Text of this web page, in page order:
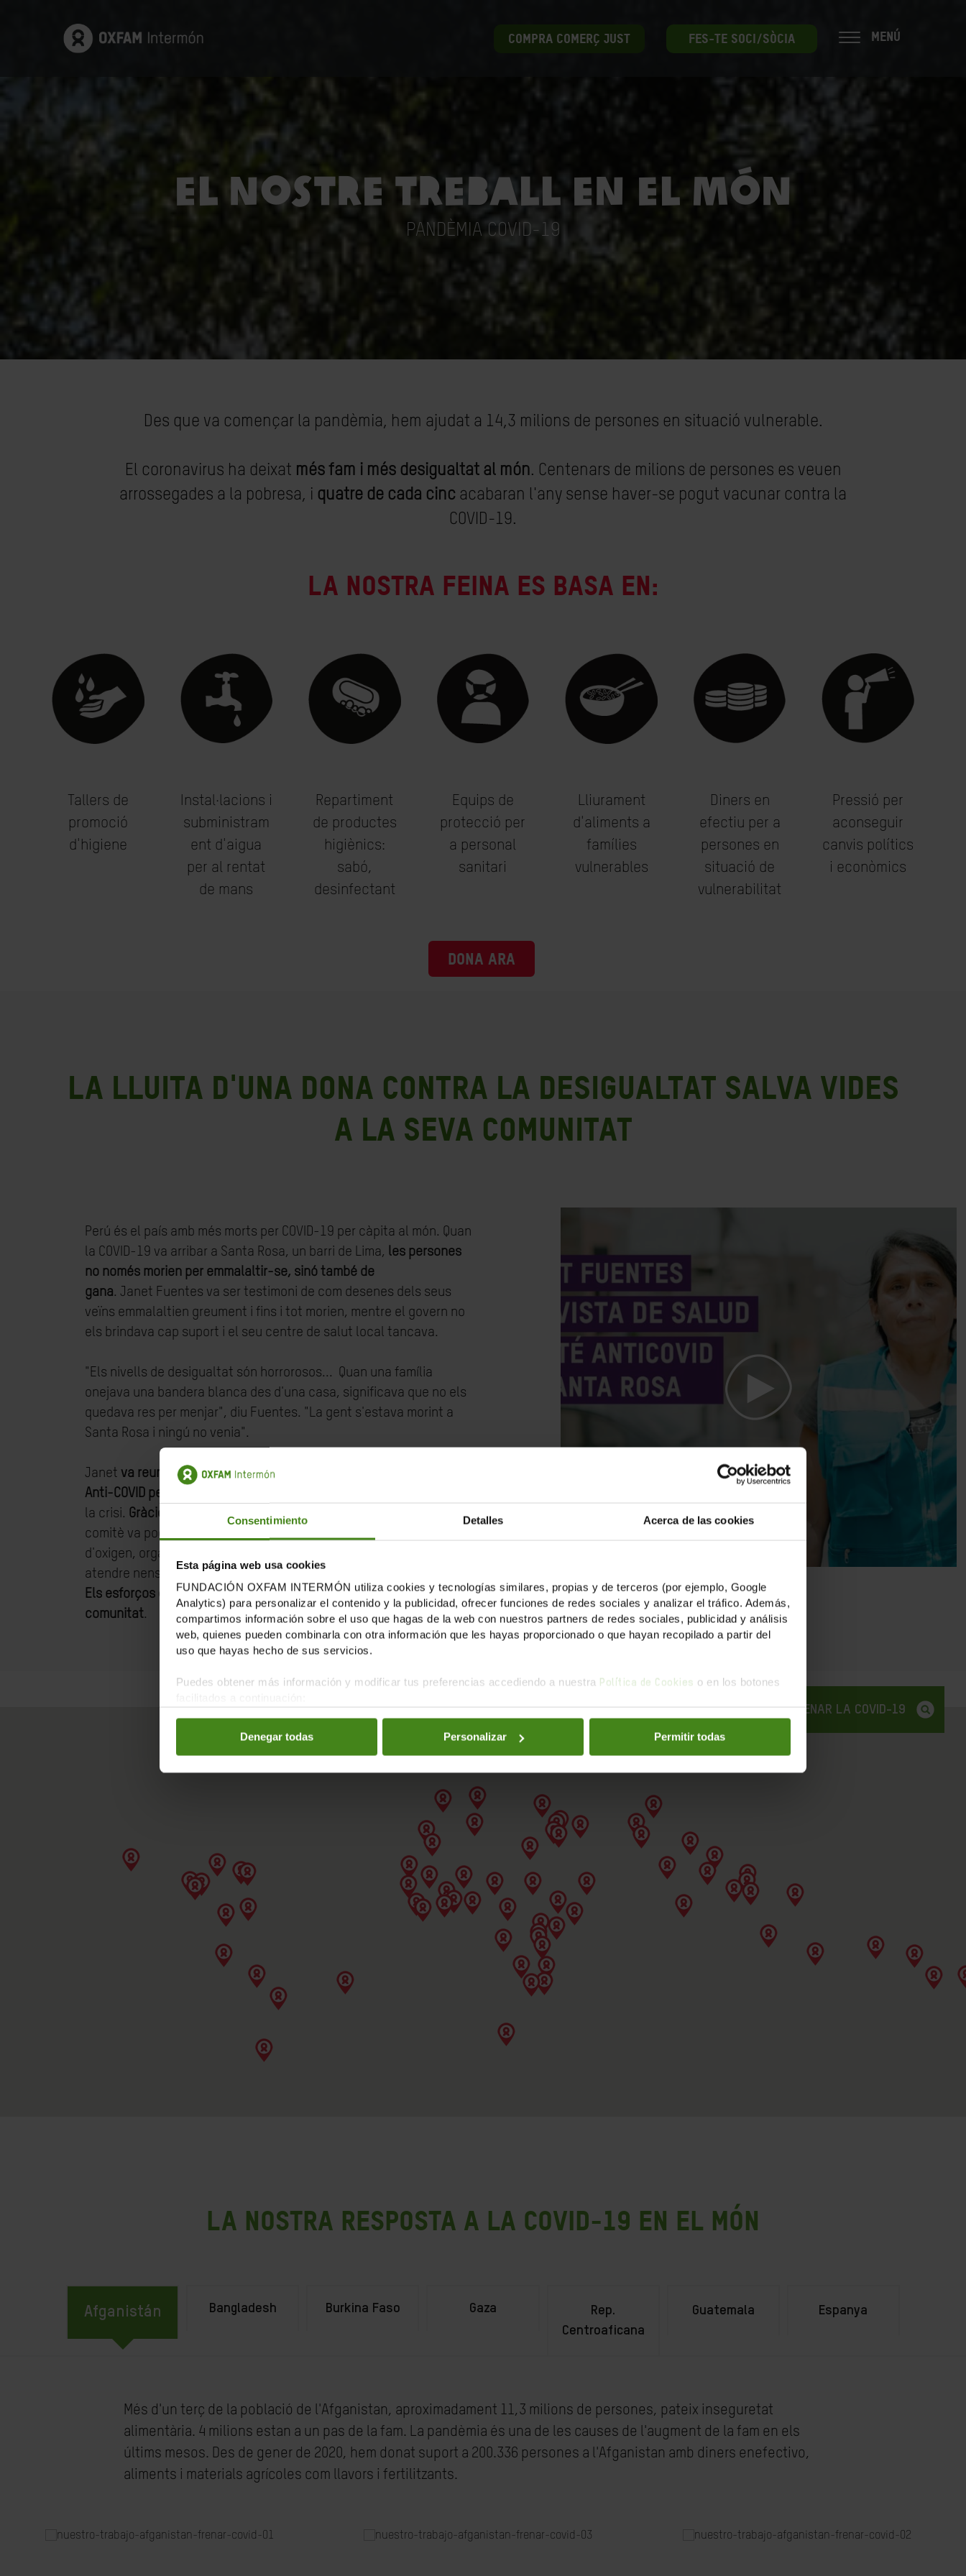
Consentimiento Detalles Acerca de las cookies
Esta página web usa cookies
FUNDACIÓN OXFAM INTERMÓN utiliza cookies y tecnologías similares, propias y de terceros (por ejemplo, Google
Analytics) para personalizar el contenido y la publicidad, ofrecer funciones de redes sociales y analizar el tráfico. Además,
compartimos información sobre el uso que hagas de la web con nuestros partners de redes sociales, publicidad y análisis
web, quienes pueden combinarla con otra información que les hayas proporcionado o que hayan recopilado a partir del
uso que hayas hecho de sus servicios.
Puedes obtener más información y modificar tus preferencias accediendo a nuestra Política de Cookies o en los botones
Denegar todas Personalizar Permitir todas
COMPRA COMERÇ JUST FES-TE SOCI/SÒCIA MENÚ
El nostre treball en el món
PANDÈMIA COVID-19
Des que va començar la pandèmia, hem ajudat a 14,3 milions de persones en situació vulnerable.
El coronavirus ha deixat més fam i més desigualtat al món. Centenars de milions de persones es veuen
arrossegades a la pobresa, i quatre de cada cinc acabaran l'any sense haver-se pogut vacunar contra la
COVID-19.
La nostra feina es basa en:
Tallers de
promoció
d'higiene
Instal·lacions i
subministram
ent d'aigua
per al rentat
de mans
Repartiment
de productes
higiènics:
sabó,
desinfectant
Equips de
protecció per
a personal
sanitari
Lliurament
d'aliments a
famílies
vulnerables
Diners en
efectiu per a
persones en
situació de
vulnerabilitat
Pressió per
aconseguir
canvis polítics
i econòmics
DONA ARA
La lluita d'una dona contra la desigualtat salva vides
a la seva comunitat
Perú és el país amb més morts per COVID-19 per càpita al món. Quan
la COVID-19 va arribar a Santa Rosa, un barri de Lima, les persones
no només morien per emmalaltir-se, sinó també de
gana. Janet Fuentes va ser testimoni de com desenes dels seus
veïns emmalaltien greument i fins i tot morien, mentre el govern no
els brindava cap suport i el seu centre de salut local tancava.
"Els nivells de desigualtat són horrorosos... Quan una família
onejava una bandera blanca des d'una casa, significava que no els
quedava res per menjar", diu Fuentes. "La gent s'estava morint a
Santa Rosa i ningú no venia".
Janet va reunir membres de la seva comunitat per fundar el Comitè
Anti-COVID per donar suport als seus veïns i veïnes
la crisi. Gràcies a les contribucions d'organitzacions com Oxfam
comitè va poder recol·lectar i distribuir medicaments i ampolles
d'oxigen, organitzar lliuraments d'aliments a famílies vulnerables,
atendre nens i nenes amb familiars malalts i distribuir mascaretes.
Els esforços de
Janetvan salvar centenars de vides a la seva
comunitat.
LA NOSTRA FEINA PER FRENAR LA COVID-19
La nostra resposta a la COVID-19 en el món
Afganistán Bangladesh Burkina Faso Gaza
Rep.
Centroaficana
Guatemala Espanya
Més d'un terç de la població de l'Afganistan, aproximadament 11,3 milions de persones, pateix inseguretat
alimentària. 4 milions estan a un pas de la fam. La pandèmia és una de les causes de l'augment de la fam en els
últims mesos. Des de gener de 2020, hem donat suport a 200.336 persones a l'Afganistan amb diners enefectivo,
aliments i materials agrícoles com llavors i fertilitzants.